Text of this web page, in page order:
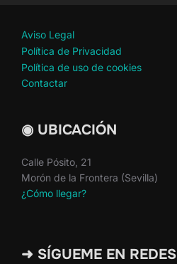
Aviso Legal
Política de Privacidad
Política de uso de cookies
Contactar
◉ UBICACIÓN
Calle Pósito, 21
Morón de la Frontera (Sevilla)
¿Cómo llegar?
➜ SÍGUEME EN REDES